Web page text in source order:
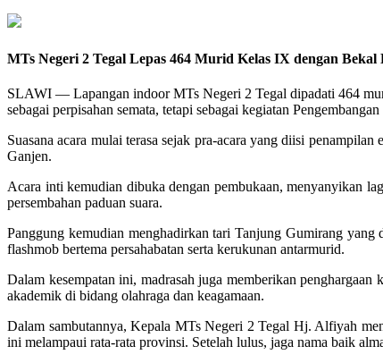
MTs Negeri 2 Tegal Lepas 464 Murid Kelas IX dengan
SLAWI — Lapangan indoor MTs Negeri 2 Tegal dipadati 464
sebagai perpisahan semata, tetapi sebagai kegiatan
Suasana acara mulai terasa sejak pra-acara yang diisi
Ganjen.
Acara inti kemudian dibuka dengan pembukaan, menyanyikan
persembahan paduan suara.
Panggung kemudian menghadirkan tari Tanjung Gumirang
flashmob bertema persahabatan serta kerukunan antarmurid.
Dalam kesempatan ini, madrasah juga memberikan
akademik di bidang olahraga dan keagamaan.
Dalam sambutannya, Kepala MTs Negeri 2 Tegal Hj. Alfiyah
ini melampaui rata-rata provinsi. Setelah lulus, jaga nama baik